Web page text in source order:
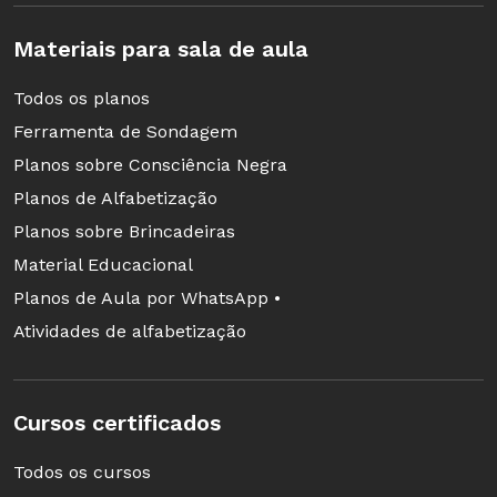
identificação do contexto de produção ("Quem
é o autor? Já leram alguma obra escrita por
ele? Sabem algo da época e do lugar onde ele
vivia?")
Nas crônicas, destaque para as expressões da
oralidade
Depois que todos leram o texto
pausas desnecessárias ou a reações de
estranhamento dos alunos. É um momento
Materiais para sala de aula
Todos os planos
Ferramenta de Sondagem
Planos sobre Consciência Negra
Planos de Alfabetização
Planos sobre Brincadeiras
Material Educacional
Planos de Aula por WhatsApp •
Atividades de alfabetização
Cursos certificados
Todos os cursos